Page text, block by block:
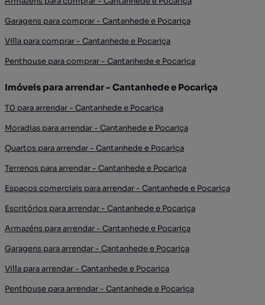
Garagens para comprar - Cantanhede e Pocariça
Villa para comprar - Cantanhede e Pocariça
Penthouse para comprar - Cantanhede e Pocariça
Imóveis para arrendar - Cantanhede e Pocariça
T0 para arrendar - Cantanhede e Pocariça
Moradias para arrendar - Cantanhede e Pocariça
Quartos para arrendar - Cantanhede e Pocariça
Terrenos para arrendar - Cantanhede e Pocariça
Espaços comerciais para arrendar - Cantanhede e Pocariça
Escritórios para arrendar - Cantanhede e Pocariça
Armazéns para arrendar - Cantanhede e Pocariça
Garagens para arrendar - Cantanhede e Pocariça
Villa para arrendar - Cantanhede e Pocariça
Penthouse para arrendar - Cantanhede e Pocariça